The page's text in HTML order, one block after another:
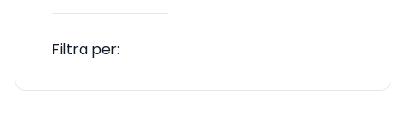
Filtra per: